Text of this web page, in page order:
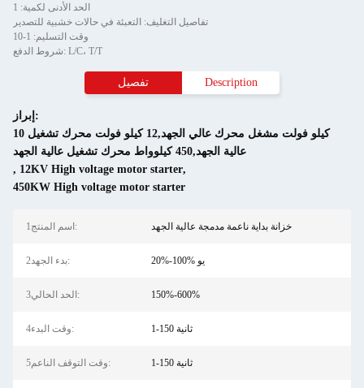
الحد الأدنى لكمية: 1
تفاصيل التغليف: التعبئة في حالات خشبية للتصدير
وقت التسليم: 1-10
شروط الدفع: L/C، T/T
تفصيل Description
إبراز:
10 كيلو فولت مشغل محرك عالي الجهد,12 كيلو فولت محرك تشغيل
عالية الجهد,450 كيلوواط محرك تشغيل عالية الجهد
, 12KV High voltage motor starter,
450KW High voltage motor starter
1اسم المنتج: خزانة بداية ناعمة مدمجة عالية الجهد
2بدء الجهد: 20%-100% يو
3الحد الحالي: 150%-600%
4وقت البدء: 1-150 ثانية
5وقت التوقف الناعم: 1-150 ثانية